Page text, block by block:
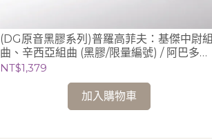
(DG原音黑膠系列)普羅高菲夫：基傑中尉組
曲、辛西亞組曲 (黑膠/限量編號) / 阿巴多
Claudio Abbado (指揮) 芝加哥交響樂團
NT$1,379
加入購物車